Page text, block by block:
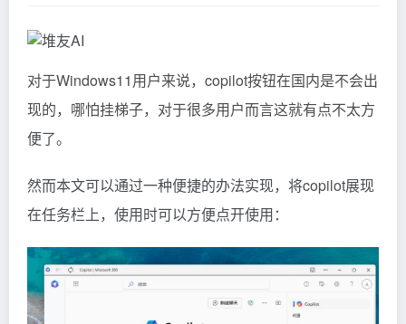
对于Windows11用户来说，copilot按钮在国内是不会出
现的，哪怕挂梯子，对于很多用户而言这就有点不太方
便了。
然而本文可以通过一种便捷的办法实现，将copilot展现
在任务栏上，使用时可以方便点开使用：